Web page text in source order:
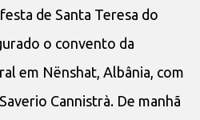
de Santa Teresa do
o convento da
em Nënshat, Albânia, com
Cannistrà. De manhã